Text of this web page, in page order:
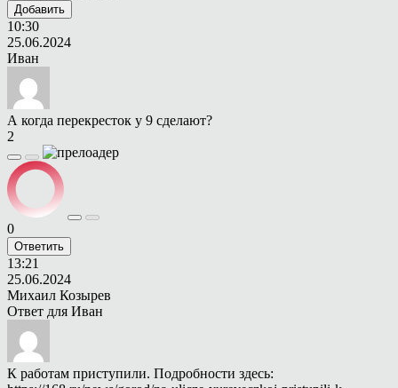
Добавить
10:30
25.06.2024
Иван
А когда перекресток у 9 сделают?
2
0
Ответить
13:21
25.06.2024
Михаил Козырев
Ответ для Иван
К работам приступили. Подробности здесь: